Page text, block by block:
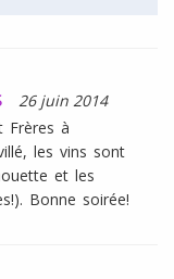
26 juin 2014
Frères à
les vins sont
et les
Bonne soirée!